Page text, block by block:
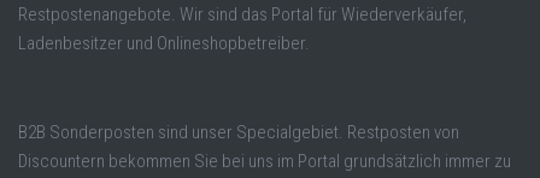
Restpostenangebote. Wir sind das Portal für Wiederverkäufer,
Ladenbesitzer und Onlineshopbetreiber.
B2B Sonderposten sind unser Specialgebiet. Restposten von
Discountern bekommen Sie bei uns im Portal grundsätzlich immer zu